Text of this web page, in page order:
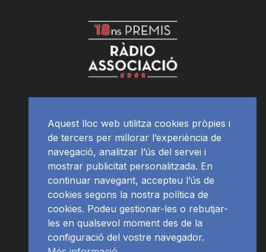
Aquest lloc web utilitza cookies pròpies i
de tercers per millorar l’experiència de
navegació, analitzar l’ús del servei i
mostrar publicitat personalitzada. En
continuar navegant, accepteu l’ús de
cookies segons la nostra política de
cookies. Podeu gestionar-les o rebutjar-
les en qualsevol moment des de la
configuració del vostre navegador.